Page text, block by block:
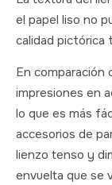
el papel liso no
calidad pictórica
En comparación
impresiones en
lo que es más
accesorios de
lienzo tenso y
envuelta que se